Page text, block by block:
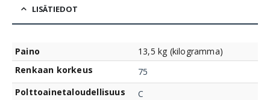
LISÄTIEDOT
Paino
13,5 kg (kilogramma)
Renkaan korkeus
75
Polttoainetaloudellisuus
C